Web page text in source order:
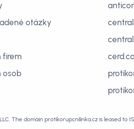
otázky
firem
osob
The domain protikorupcnilinka.cz is leased to